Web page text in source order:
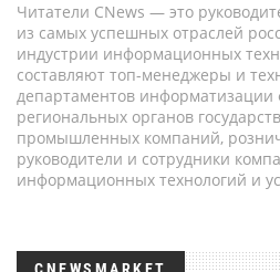
Читатели CNews — это
из самых успешных отраслей
индустрии информационных
составляют топ-менеджеры и
департаментов информатизации
региональных органов
промышленных компаний,
руководители и сотрудники
информационных технологий и